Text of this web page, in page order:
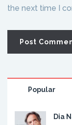
the next time I
Popular
Dia